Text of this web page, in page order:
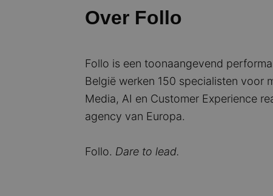
Over Follo
Follo is een toonaangevend
België werken 150 specialisten voor
Media, AI en Customer Experience
agency van Europa.
Follo. Dare to lead.